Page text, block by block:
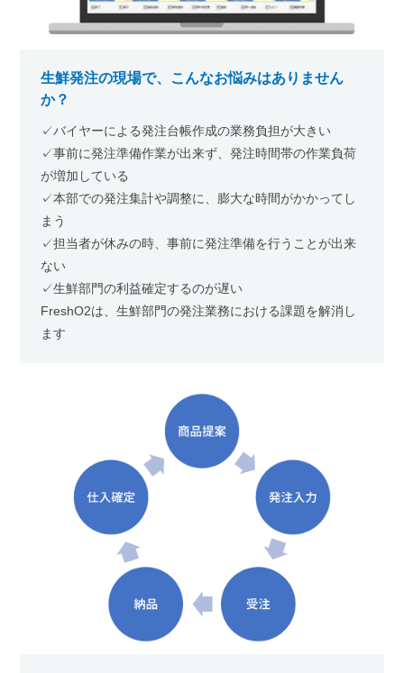
生鮮発注の現場で、こんなお悩みはありません
か？
✓バイヤーによる発注台帳作成の業務負担が大きい
✓事前に発注準備作業が出来ず、発注時間帯の作業負荷
が増加している
✓本部での発注集計や調整に、膨大な時間がかかってし
まう
✓担当者が休みの時、事前に発注準備を行うことが出来
ない
✓生鮮部門の利益確定するのが遅い
FreshO2は、生鮮部門の発注業務における課題を解消し
ます